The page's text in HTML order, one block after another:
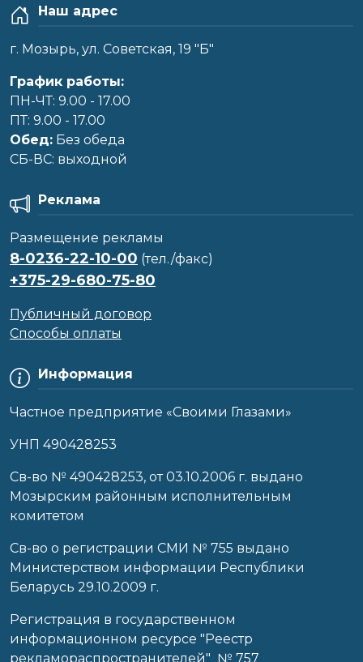
Наш адрес
г. Мозырь, ул. Советская, 19 "Б"
График работы:
ПН-ЧТ: 9.00 - 17.00
ПТ: 9.00 - 17.00
Обед: Без обеда
CБ-ВС: выходной
Информация
Частное предприятие «Своими Глазами»
УНП 490428253
Cв-во № 490428253, от 03.10.2006 г. выдано
Мозырским районным исполнительным
комитетом
Св-во о регистрации СМИ № 755 выдано
Министерством информации Республики
Беларусь 29.10.2009 г.
Регистрация в государственном
информационном ресурсе "Реестр
рекламораспространителей" № 757
Реклама
Размещение рекламы
8-0236-22-10-00 (тел./факс)
+375-29-680-75-80
Публичный договор
Способы оплаты